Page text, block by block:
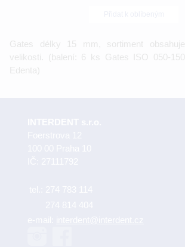
Gates délky 15 mm, sortiment
velikosti. (balení: 6 ks Gates ISO 050-
Edenta)